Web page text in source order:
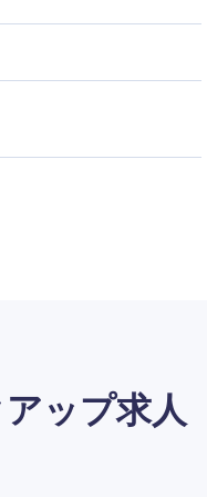
ップ求人